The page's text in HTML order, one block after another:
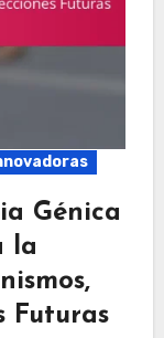
Génica
la
Futuras